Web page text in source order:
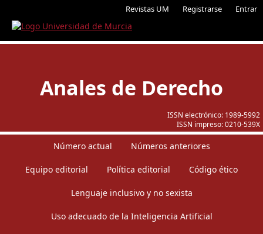
Revistas UM Registrarse Entrar
ISSN electrónico: 1989-5992
ISSN impreso:0210-539X
Anales de Derecho
Número actual Números anteriores
Equipo editorial Política editorial Código ético
Lenguaje inclusivo y no sexista
Uso adecuado de la Inteligencia Artificial